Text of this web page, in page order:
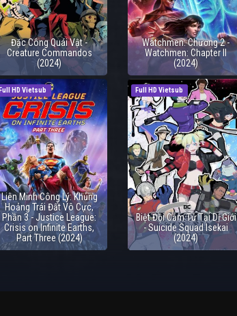
Đặc Công Quái Vật -
Creature Commandos
(2024)
Watchmen: Chương 2 -
Watchmen: Chapter II
(2024)
HD Vietsub
Liên Minh Công Lý: Khủng
Hoảng Trái Đất Vô Cực,
Phần 3 - Justice League:
Crisis on Infinite Earths,
Part Three (2024)
Full HD Vietsub
Biệt Đội Cảm Tử Tại Dị Giới
- Suicide Squad Isekai
(2024)